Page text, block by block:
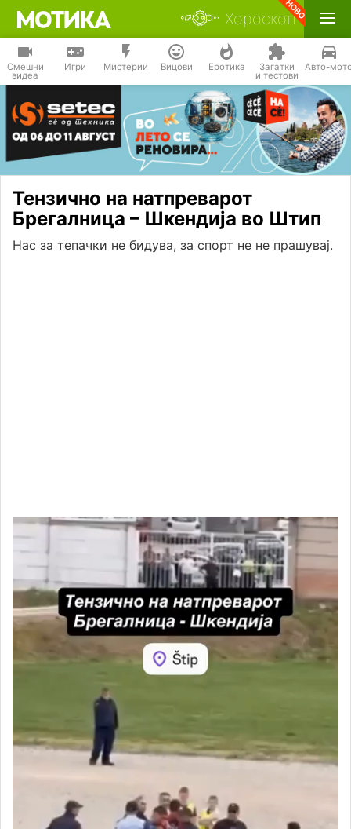
Хороскоп
Смешни
видеа
Игри Мистерии Вицови Еротика Загатки
и тестови
Авто-
Тензично на натпреварот
Брегалница – Шкендија во Штип
Нас за тепачки не бидува, за спорт не не прашувај.